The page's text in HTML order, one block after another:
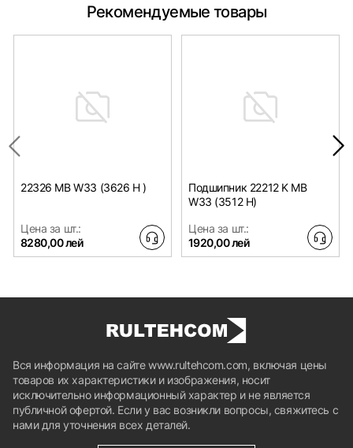
Рекомендуемые товары
22326 MB W33 (3626 H )
Цена за шт.:
8280,00 лей
Подшипник 22212 K MB
W33 (3512 H)
Цена за шт.:
1920,00 лей
Вся информация на сайте www.rultehcom.com, включая цены
товаров их характеристики и изображения, носит
исключительно информационный характер и не является
публичной офертой. Если у вас возникли вопросы, свяжитесь с
нами для уточнения всех деталей.